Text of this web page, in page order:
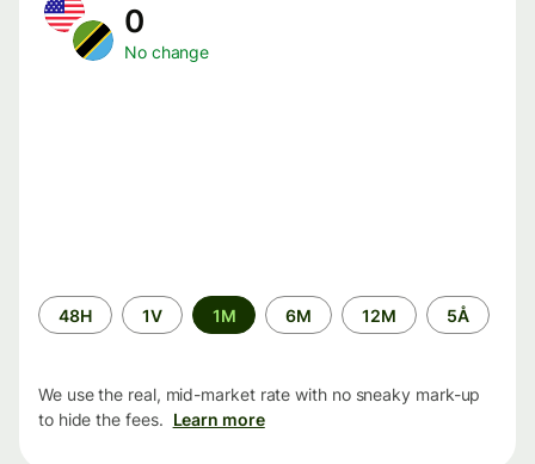
0
No change
Time
period
48H 1V 1M 6M 12M 5Å
We use the real, mid-market rate with no sneaky mark-up
to hide the fees. Learn more